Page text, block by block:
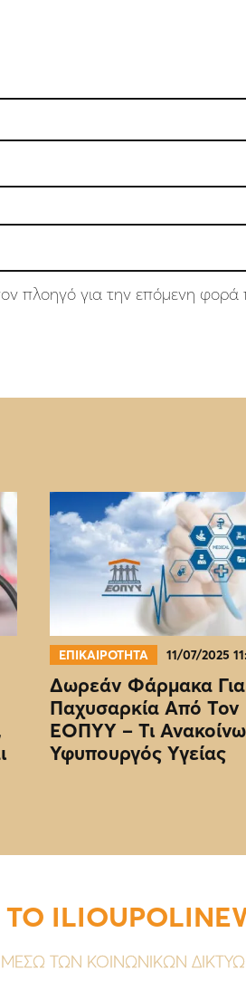
πλοηγό για την επόμενη
ΕΠΙΚΑΙΡΟΤΗΤΑ 11/07/2025
Δωρεάν Φάρμακα
Παχυσαρκία Από Τον
EOΠΥΥ – Τι
Υφυπουργός Υγείας
ΤΩΝ ΚΟΙΝΩΝΙΚΩΝ